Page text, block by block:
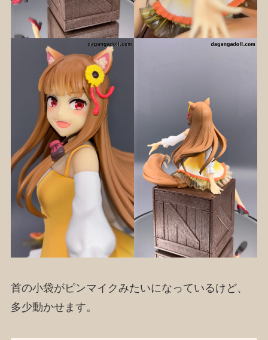
首の小袋がピンマイクみたいになっているけど、
多少動かせます。